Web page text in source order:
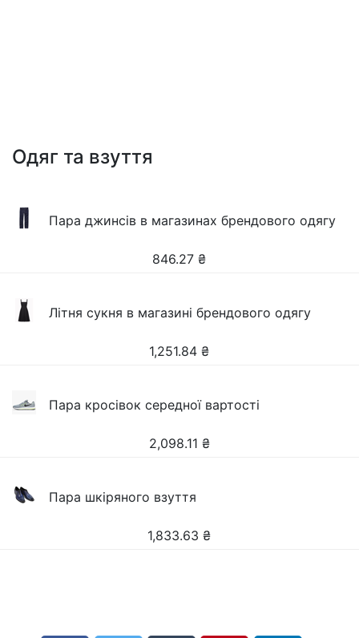
Одяг та взуття
Пара джинсів в магазинах брендового одягу
846.27 ₴
Літня сукня в магазині брендового одягу
1,251.84 ₴
Пара кросівок середної вартості
2,098.11 ₴
Пара шкіряного взуття
1,833.63 ₴